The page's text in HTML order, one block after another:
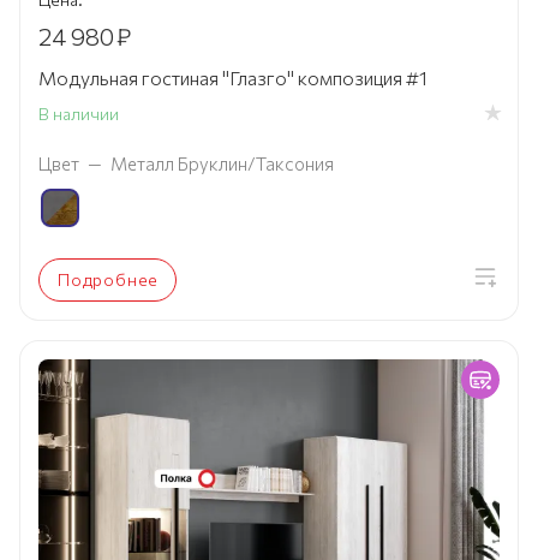
24 980₽
Модульная гостиная "Глазго" композиция #1
В наличии
Цвет — Металл Бруклин/Таксония
Подробнее